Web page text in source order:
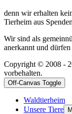
denn wir erhalten
Tierheim aus
Wir sind als
anerkannt und
Copyright © 2008 -
vorbehalten.
Off-Canvas Toggle
Waldtierheim
Unsere Tiere